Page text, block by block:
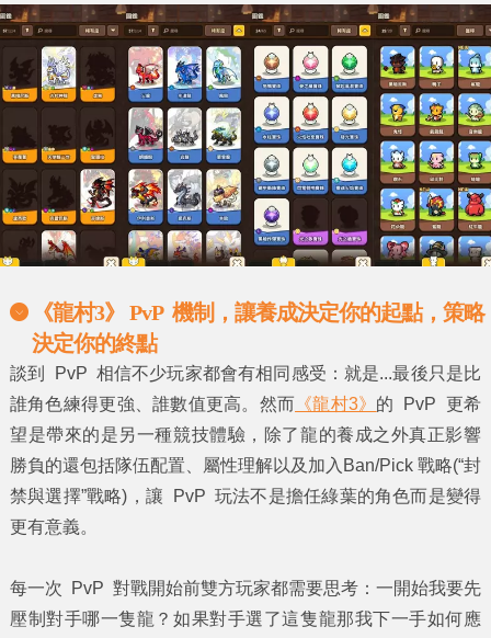
《龍村3》 PvP 機制，讓養成決定你的起點，策略
決定你的終點
談到 PvP 相信不少玩家都會有相同感受：就是...最後只是比
誰角色練得更強、誰數值更高。然而 《龍村3》 的 PvP 更希
望是帶來的是另一種競技體驗，除了龍的養成之外真正影響
勝負的還包括隊伍配置、屬性理解以及加入Ban/Pick 戰略(“封
禁與選擇”戰略)，讓 PvP 玩法不是擔任綠葉的角色而是變得
更有意義。
每一次 PvP 對戰開始前雙方玩家都需要思考：一開始我要先
壓制對手哪一隻龍？如果對手選了這隻龍那我下一手如何應